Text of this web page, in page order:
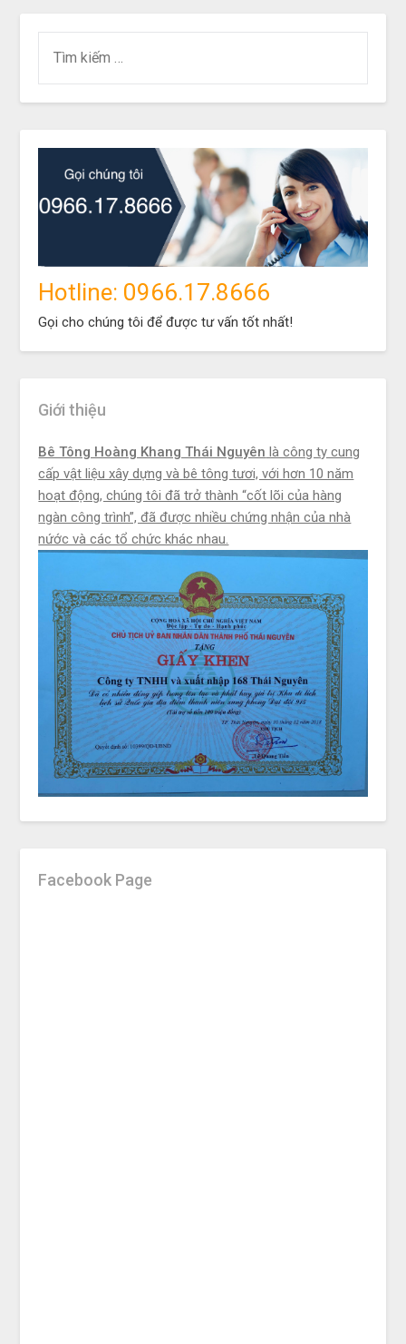
Hotline: 0966.17.8666
Gọi cho chúng tôi để được tư vấn tốt nhất!
Giới thiệu
Bê Tông Hoàng Khang Thái Nguyên là công ty cung
cấp vật liệu xây dựng và bê tông tươi, với hơn 10 năm
hoạt động, chúng tôi đã trở thành “cốt lõi của hàng
ngàn công trình”, đã được nhiều chứng nhận của nhà
nứớc và các tổ chức khác nhau.
Facebook Page